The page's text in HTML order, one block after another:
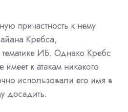
причастность к нему
Кребса,
ИБ. Однако Кребс
имеет к атакам никакого
использовали его имя в
досадить.